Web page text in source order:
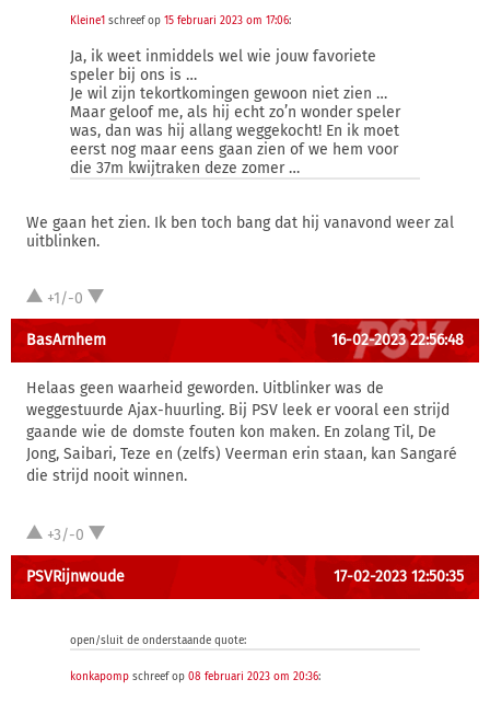
Kleine1 schreef op 15 februari 2023 om 17:06:
Ja, ik weet inmiddels wel wie jouw favoriete
speler bij ons is …
Je wil zijn tekortkomingen gewoon niet zien …
Maar geloof me, als hij echt zo’n wonder speler
was, dan was hij allang weggekocht! En ik moet
eerst nog maar eens gaan zien of we hem voor
die 37m kwijtraken deze zomer …
We gaan het zien. Ik ben toch bang dat hij vanavond weer zal
uitblinken.
+1/-0
BasArnhem 16-02-2023 22:56:48
Helaas geen waarheid geworden. Uitblinker was de
weggestuurde Ajax-huurling. Bij PSV leek er vooral een strijd
gaande wie de domste fouten kon maken. En zolang Til, De
Jong, Saibari, Teze en (zelfs) Veerman erin staan, kan Sangaré
die strijd nooit winnen.
+3/-0
PSVRijnwoude 17-02-2023 12:50:35
open/sluit de onderstaande quote:
konkapomp schreef op 08 februari 2023 om 20:36: